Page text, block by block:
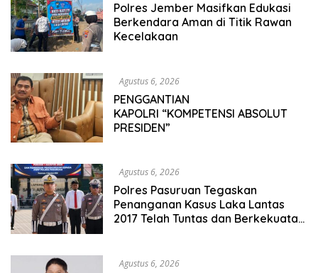
Polres Jember Masifkan Edukasi
Berkendara Aman di Titik Rawan
Kecelakaan
Agustus 6, 2026
PENGGANTIAN
KAPOLRI “KOMPETENSI ABSOLUT
PRESIDEN”
Agustus 6, 2026
Polres Pasuruan Tegaskan
Penanganan Kasus Laka Lantas
2017 Telah Tuntas dan Berkekuatan
Agustus 6, 2026